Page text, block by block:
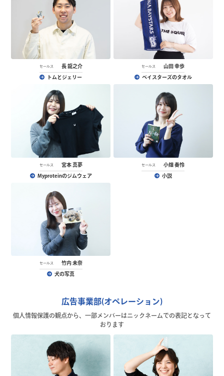
セールス 長 龍之介
トムとジェリー
セールス 山田 幸歩
ベイスターズのタオル
セールス 宮本 真夢
Myproteinのジムウェア
セールス 小畑 奏怜
小説
セールス 竹内 未奈
犬の写真
広告事業部(オペレーション)
個人情報保護の観点から、一部メンバーはニックネームでの表記となって
おります